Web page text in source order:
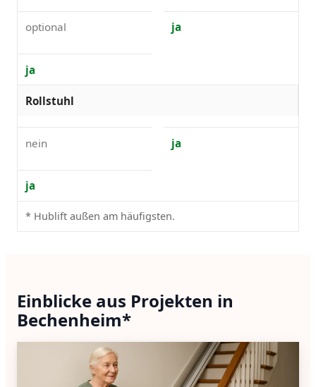
optional ja
ja
Rollstuhl
nein ja
ja
* Hublift außen am häufigsten.
Einblicke aus Projekten in
Bechenheim*